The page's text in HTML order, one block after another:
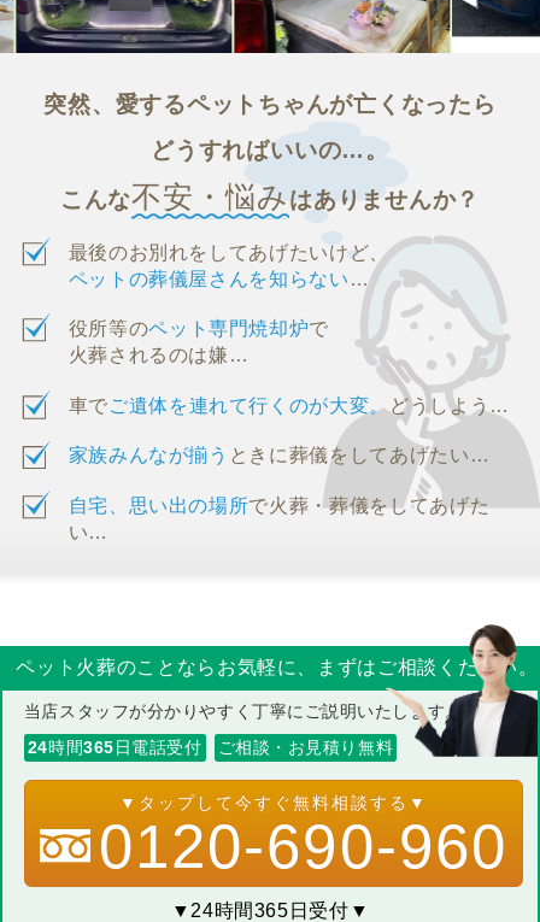
突然、愛するペットちゃんが亡くなったら
どうすればいいの…。
こんな不安・悩みはありませんか？
最後のお別れをしてあげたいけど、
ペットの葬儀屋さんを知らない …
役所等のペット専門焼却炉で
火葬されるのは嫌…
車で ご遺体を連れて行くのが大変。 どうしよう…
家族みんなが揃う ときに葬儀をしてあげたい…
自宅、思い出の場所で火葬・葬儀をしてあげた
い…
ペット火葬のことならお気軽に、まずはご相談ください。
当店スタッフが分かりやすく丁寧にご説明いたします。
24時間365 日電話受付 ご相談・お見積り無料
0120-690-960
▼24時間365日受付▼